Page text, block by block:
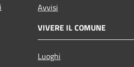
Avvisi
VIVERE IL COMUNE
Luoghi